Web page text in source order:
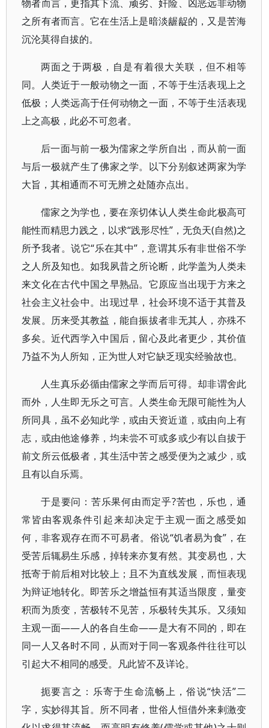
物者而言，更指其下流、顽劣、奸险、凶恶远非动物
之所有者而言。它在生活上是暗淡龌龊的，又是苦海
沉沦莫得自拔的。
两面之于两极，自是有着很大关联，但不相等
同。人类近于一般动物之一面，不等于生活表现上之
低极；人类远高于任何动物之一面，不等于生活表现
上之高极，此必不可忽者。
后一面与前一极为儒家之学所自出，而从前一面
与后一极就产生了佛家之学。以下分别叙述两家为学
大旨，其相通而不可无辨之处随亦点出。
儒家之为学也，要在亲切体认人类生命此极高可
能性而精思力践之，以求“践形尽性”，无负天(自然)之
所予我者。说它“乐在其中”，意谓其乐有非世俗不学
之人所及知也。如我夙昔之所论断，此学盖为人类未
来文化在古代中国之早熟品。它原应当出现于方来之
社会主义社会中。出现过早，社会环境不适于其普及
发展。历来受其教益，能自振拔者非无其人，亦殊不
多矣。近代西学入中国后，留心及此者更少，其价值
乃益不为人所知，正为世人对它缺乏现实经验故也。
人生真乐必循由儒家之学而后可得。却非谓舍此
而外，人生即无乐之可言。人类生命无限可能性为人
所同具，虽不必知此学，或由天资近道，或由向上有
志，或由他途修养，均未尝不可或多或少有以自拔于
前文所云低极者，其生活中苦之感受便为之减少，或
且有以自乐焉。
于是要问：苦乐果何由而定乎?苦也，乐也，通
常皆由客观条件引起来却决定于主观一面之感受如
何，非客观存在而不可易者。俗说“饥者易为食”，在
受苦后辄易生乐感，掉转来亦复有然。其变易也，大
抵寄于前后相对比较上；且不为直线发展，而恒表现
为辩证地转化。即苦乐之增益恒有其适当限度，量变
积而为质变，苦极转不见苦，乐极转失其乐。又须知
主观一面——人的各自生命——是大有不同的，即在
同一人又各时不同，从而对于同一客观条件往往可以
引起大不相同的感受。凡此皆不及详论。
扼要言之：乐寄于生命流畅上，俗说“快活”二
字，实妙得其旨。所不同者，世俗人恒借外来剌激变